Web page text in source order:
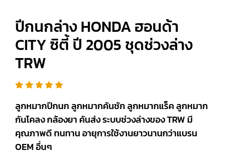
ปีกนกล่าง HONDA ฮอนด้า
CITY ซิตี้ ปี 2005 ชุดช่วงล่าง
TRW
ลูกหมากปีกนก ลูกหมากคันชัก ลูกหมากแร็ค ลูกหมาก
กันโคลง กล้องยา คันส่ง ระบบช่วงล่างของ TRW มี
คุณภาพดี ทนทาน อายุการใช้งานยาวนานกว่าแบรน
OEM อื่นๆ